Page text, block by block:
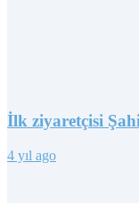
İlk ziyaretçisi
4 yıl ago